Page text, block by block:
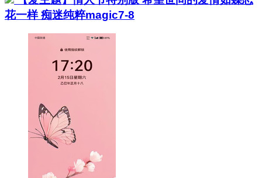
花一样 痴迷纯粹magic7-8